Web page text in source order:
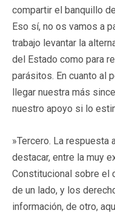
compartir el banquillo
Eso sí, no os vamos a
trabajo levantar la
del Estado como para
parásitos. En cuanto al
llegar nuestra más
nuestro apoyo si lo
»Tercero. La respuesta
destacar, entre la muy
Constitucional sobre el
de un lado, y los
información, de otro,